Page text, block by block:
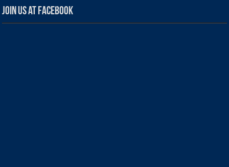
Join us at Facebook